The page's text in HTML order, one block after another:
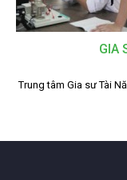
GIA
Trung tâm Gia sư Tài